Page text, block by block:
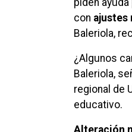
con ajustes
Baleriola,
¿Algunos
Baleriola,
regional de
educativo.
Alteración